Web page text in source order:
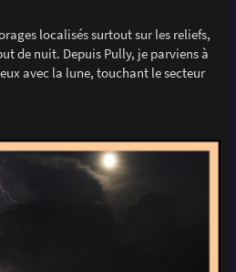
localisés surtout sur les reliefs,
de nuit. Depuis Pully, je parviens à
avec la lune, touchant le secteur